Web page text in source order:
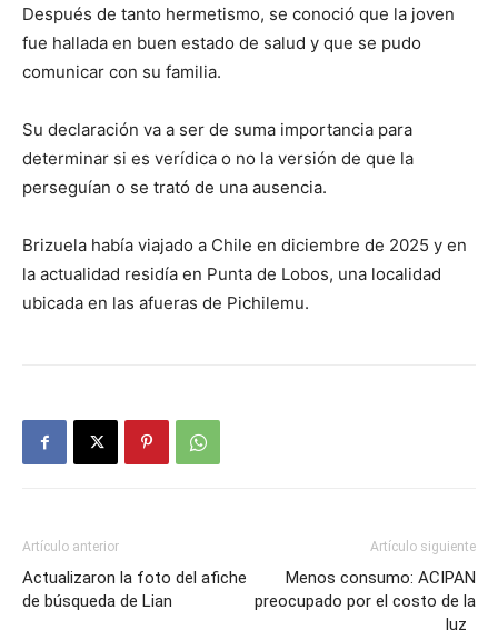
Después de tanto hermetismo, se conoció que la joven
fue hallada en buen estado de salud y que se pudo
comunicar con su familia.
Su declaración va a ser de suma importancia para
determinar si es verídica o no la versión de que la
perseguían o se trató de una ausencia.
Brizuela había viajado a Chile en diciembre de 2025 y en
la actualidad residía en Punta de Lobos, una localidad
ubicada en las afueras de Pichilemu.
Artículo anterior
Actualizaron la foto del afiche
de búsqueda de Lian
Artículo siguiente
Menos consumo: ACIPAN
preocupado por el costo de la
luz